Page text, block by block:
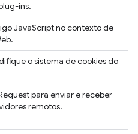
ins.
JavaScript no contexto de
o sistema de cookies do
para enviar e receber
remotos.